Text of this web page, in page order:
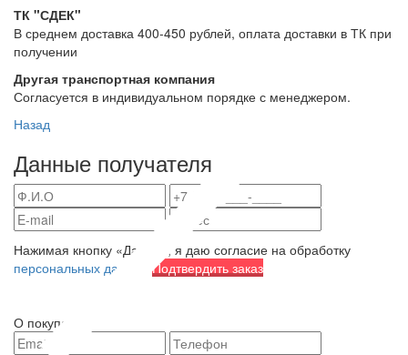
ТК "СДЕК"
В среднем доставка 400-450 рублей, оплата доставки в ТК при
получении
Другая транспортная компания
Согласуется в индивидуальном порядке с менеджером.
Назад
Данные получателя
Нажимая кнопку «Далее», я даю согласие на обработку
персональных данных
Подтвердить заказ
О покупателе